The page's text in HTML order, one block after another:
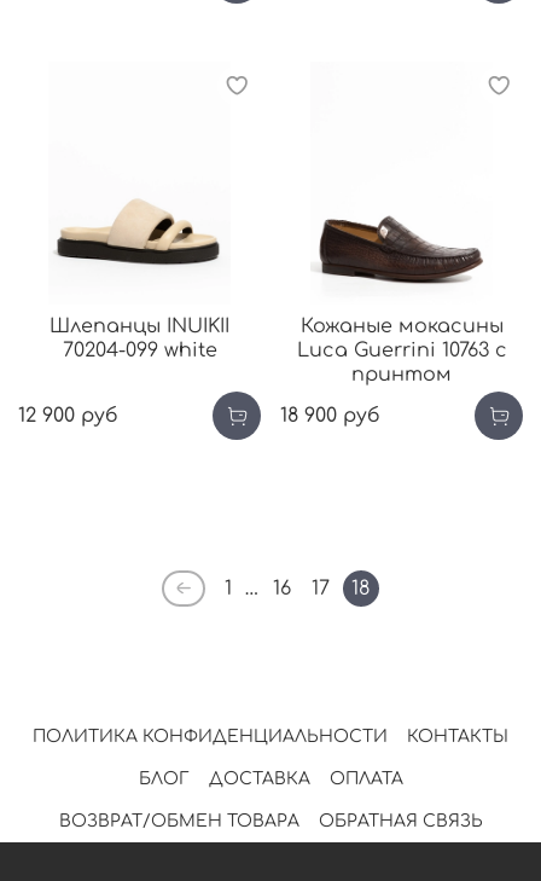
Шлепанцы INUIKII
70204-099 white
12 900 руб
Кожаные мокасины
Luca Guerrini 10763 с
принтом
18 900 руб
1 … 16 17 18
ПОЛИТИКА КОНФИДЕНЦИАЛЬНОСТИ КОНТАКТЫ
БЛОГ ДОСТАВКА ОПЛАТА
ВОЗВРАТ/ОБМЕН ТОВАРА ОБРАТНАЯ СВЯЗЬ